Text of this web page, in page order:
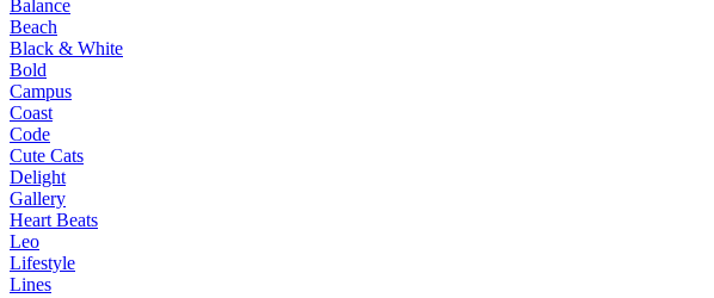
Balance
Beach
Black & White
Bold
Campus
Coast
Code
Cute Cats
Delight
Gallery
Heart Beats
Leo
Lifestyle
Lines